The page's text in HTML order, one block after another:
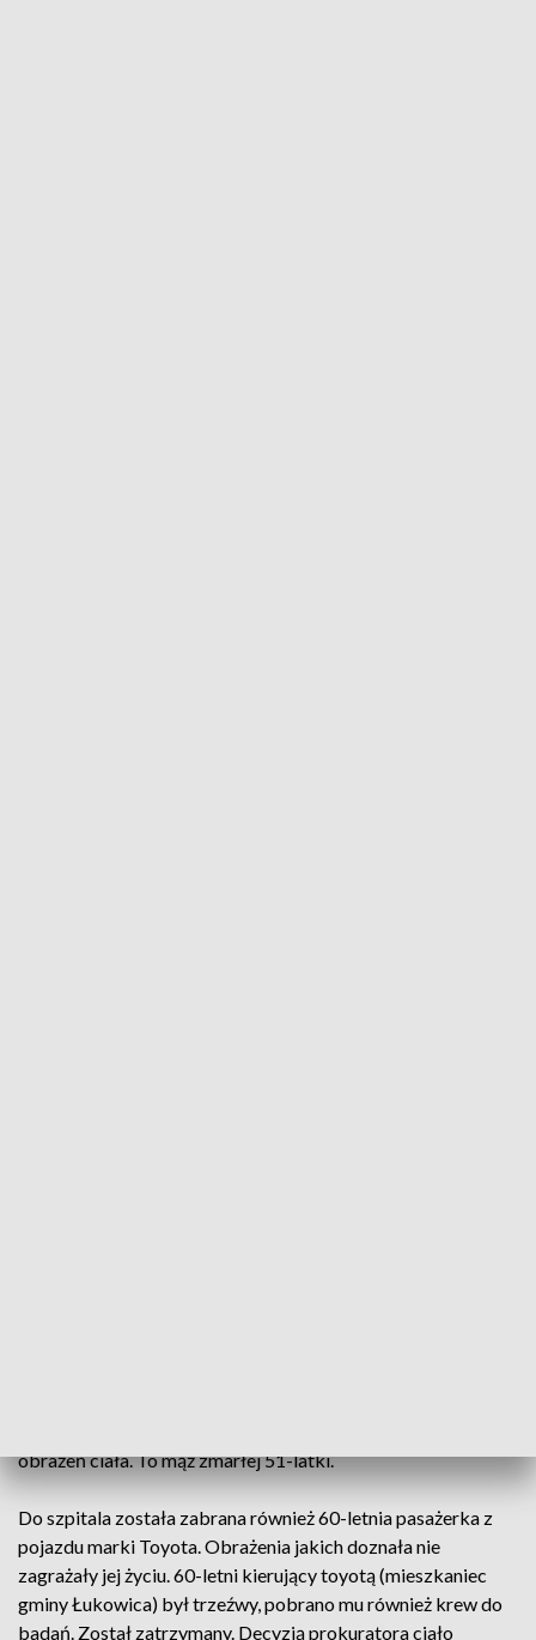
obrażeń ciała. To mąż zmarłej 51-latki.
Do szpitala została zabrana również 60-letnia pasażerka z
pojazdu marki Toyota. Obrażenia jakich doznała nie
zagrażały jej życiu. 60-letni kierujący toyotą (mieszkaniec
gminy Łukowica) był trzeźwy, pobrano mu również krew do
badań. Został zatrzymany. Decyzją prokuratora ciało